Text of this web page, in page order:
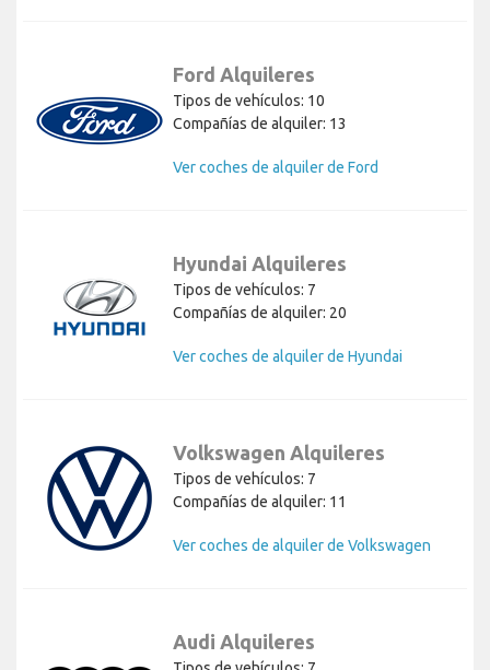
Ford Alquileres
Tipos de vehículos: 10
Compañías de alquiler: 13
Ver coches de alquiler de Ford
Hyundai Alquileres
Tipos de vehículos: 7
Compañías de alquiler: 20
Ver coches de alquiler de Hyundai
Volkswagen Alquileres
Tipos de vehículos: 7
Compañías de alquiler: 11
Ver coches de alquiler de Volkswagen
Audi Alquileres